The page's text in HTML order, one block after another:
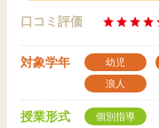
口コミ評価
対象学年 幼児
浪人
授業形式 個別指導